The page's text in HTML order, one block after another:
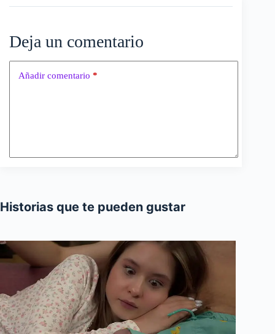
Deja un comentario
Añadir comentario *
Historias que te pueden gustar